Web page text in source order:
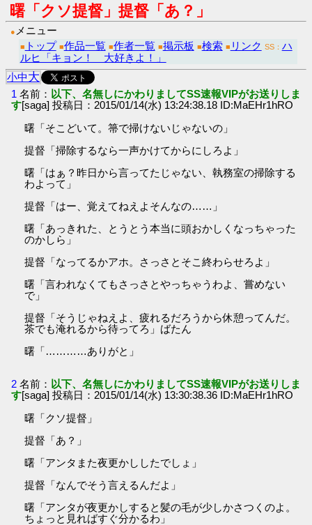
曙「クソ提督」提督「あ？」
● メニュー
■ トップ ■作品一覧 ■作者一覧 ■掲示板 ■検索 ■ リンク SS： ハ
ルヒ「キョン！ 大好きよ！」
小中大
1 名前： 以下、名無しにかわりましてSS速報VIPがお送りしま
す[saga] 投稿日：2015/01/14(水) 13:24:38.18 ID:MaEHr1hRO
曙「そこどいて。箒で掃けないじゃないの」
提督「掃除するなら一声かけてからにしろよ」
曙「はぁ？昨日から言ってたじゃない、執務室の掃除する
わよって」
提督「はー、覚えてねえよそんなの……」
曙「あっきれた、とうとう本当に頭おかしくなっちゃった
のかしら」
提督「なってるかアホ。さっさとそこ終わらせろよ」
曙「言われなくてもさっさとやっちゃうわよ、嘗めない
で」
提督「そうじゃねえよ、疲れるだろうから休憩ってんだ。
茶でも淹れるから待ってろ」ばたん
曙「…………ありがと」
2 名前： 以下、名無しにかわりましてSS速報VIPがお送りしま
す[saga] 投稿日：2015/01/14(水) 13:30:38.36 ID:MaEHr1hRO
曙「クソ提督」
提督「あ？」
曙「アンタまた夜更かししたでしょ」
提督「なんでそう言えるんだよ」
曙「アンタが夜更かしすると髪の毛が少しかさつくのよ。
ちょっと見ればすぐ分かるわ」